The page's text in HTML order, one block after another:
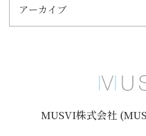
アーカイブ
MUSVI株式会社